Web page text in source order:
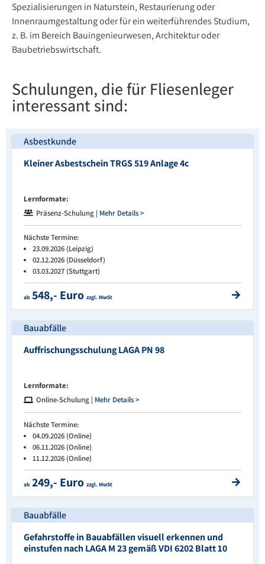
Spezialisierungen in Naturstein, Restaurierung oder
Innenraumgestaltung oder für ein weiterführendes Studium,
z. B. im Bereich Bauingenieurwesen, Architektur oder
Baubetriebswirtschaft.
Schulungen, die für Fliesenleger
interessant sind:
Asbestkunde
Kleiner Asbestschein TRGS 519 Anlage 4c
Lernformate:
Präsenz-Schulung | Mehr Details >
Nächste Termine:
23.09.2026 (Leipzig)
02.12.2026 (Düsseldorf)
03.03.2027 (Stuttgart)
ab 548,- Euro zzgl. MwSt
Bauabfälle
Auffrischungsschulung LAGA PN 98
Lernformate:
Online-Schulung | Mehr Details >
Nächste Termine:
04.09.2026 (Online)
06.11.2026 (Online)
11.12.2026 (Online)
ab 249,- Euro zzgl. MwSt
Bauabfälle
Gefahrstoffe in Bauabfällen visuell erkennen und
einstufen nach LAGA M 23 gemäß VDI 6202 Blatt 10